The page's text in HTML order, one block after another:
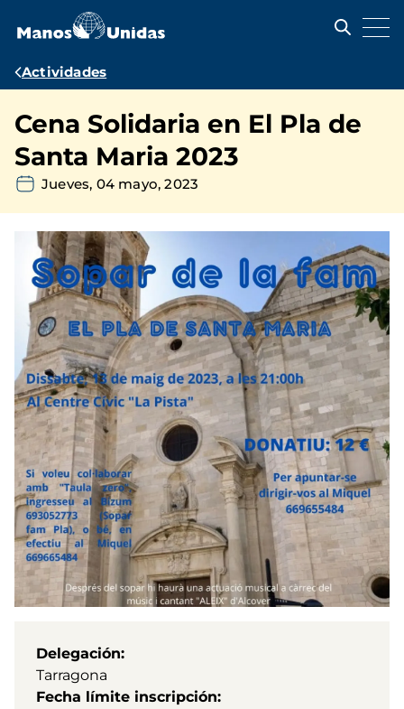
contenido
Ruta
navegación
Actividades
Cena Solidaria en El Pla de
Santa Maria 2023
Jueves, 04 mayo, 2023
Delegación
Tarragona
Fecha límite inscripción